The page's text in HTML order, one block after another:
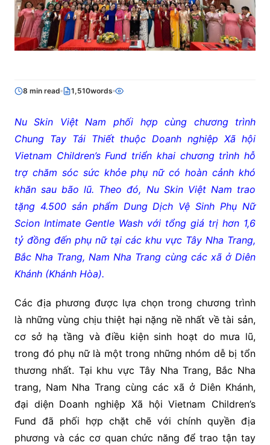
8 min read 1,510words
Nu Skin Việt Nam phối hợp cùng chương trình
Chung Tay Tái Thiết thuộc Doanh nghiệp Xã hội
Vietnam Children’s Fund triển khai chương trình hỗ
trợ chăm sóc sức khỏe phụ nữ có hoàn cảnh khó
khăn sau bão lũ. Theo đó, Nu Skin Việt Nam trao
tặng 4.500 sản phẩm Dung Dịch Vệ Sinh Phụ Nữ
Scion Intimate Gentle Wash với tổng giá trị hơn 1,6
tỷ đồng đến phụ nữ tại các khu vực Tây Nha Trang,
Bắc Nha Trang, Nam Nha Trang cùng các xã ở Diên
Khánh (Khánh Hòa).
Các địa phương được lựa chọn trong chương trình
là những vùng chịu thiệt hại nặng nề nhất về tài sản,
cơ sở hạ tầng và điều kiện sinh hoạt do mưa lũ,
trong đó phụ nữ là một trong những nhóm dễ bị tổn
thương nhất. Tại khu vực Tây Nha Trang, Bắc Nha
trang, Nam Nha Trang cùng các xã ở Diên Khánh,
đại diện Doanh nghiệp Xã hội Vietnam Children’s
Fund đã phối hợp chặt chẽ với chính quyền địa
phương và các cơ quan chức năng để trao tận tay